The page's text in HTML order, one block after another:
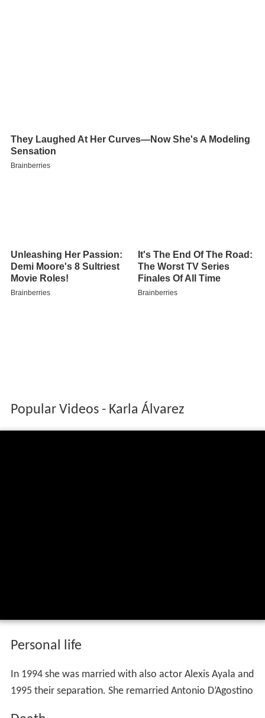
Popular Videos - Karla Álvarez
Personal life
In 1994 she was married with also actor Alexis Ayala and
1995 their separation. She remarried Antonio D’Agostino